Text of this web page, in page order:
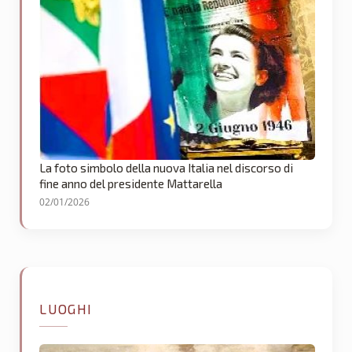
La foto simbolo della nuova Italia nel discorso di
fine anno del presidente Mattarella
02/01/2026
LUOGHI